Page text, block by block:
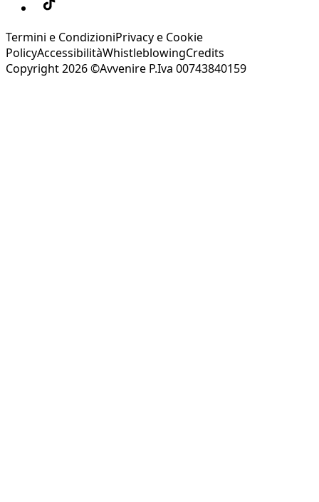
Termini e CondizioniPrivacy e Cookie
PolicyAccessibilitàWhistleblowingCredits
Copyright 2026 ©Avvenire P.Iva 00743840159